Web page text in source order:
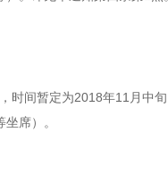
时间暂定为2018年11 月中
席）。